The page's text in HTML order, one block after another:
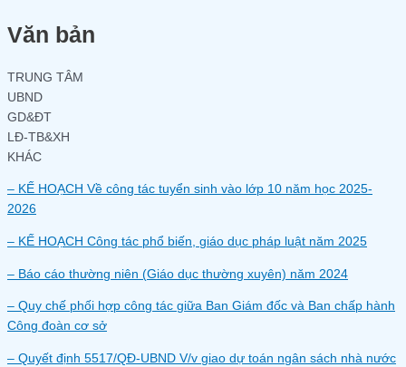
Văn bản
TRUNG TÂM
UBND
GD&ĐT
LĐ-TB&XH
KHÁC
– KẾ HOẠCH Về công tác tuyển sinh vào lớp 10 năm học 2025-
2026
– KẾ HOẠCH Công tác phổ biến, giáo dục pháp luật năm 2025
– Báo cáo thường niên (Giáo dục thường xuyên) năm 2024
– Quy chế phối hợp công tác giữa Ban Giám đốc và Ban chấp hành
Công đoàn cơ sở
– Quyết định 5517/QĐ-UBND V/v giao dự toán ngân sách nhà nước